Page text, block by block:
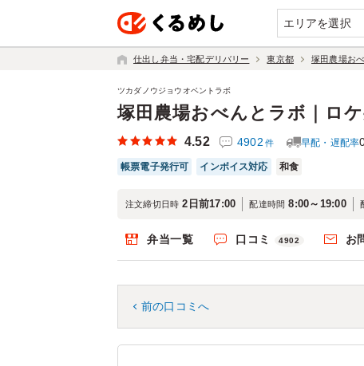
エリアを選択
仕出し弁当・宅配デリバリー 東京都 塚田農場お
塚田農場おべんとラボ｜ロ
ツカダノウジョウオベントラボ
4.52 4902 件 早配・遅配率
帳票電子発行可 インボイス対応 和食
注文締切日時 2日前17:00 配達時間 8:00～19:00
弁当一覧 口コミ 4902 お
前の口コミへ